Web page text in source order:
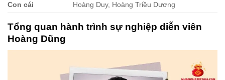
Con cái Hoàng Duy, Hoàng Triều Dương
Tổng quan hành trình sự nghiệp diễn viên
Hoàng Dũng